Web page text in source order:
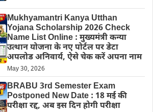
Mukhyamantri Kanya Utthan
Yojana Scholarship 2026 Check
Name List Online : मुख्यमंत्री कन्या
उत्थान योजना के नए पोर्टल पर डेटा
अपलोड अनिवार्य, ऐसे चेक करें अपना नाम
May 30, 2026
BRABU 3rd Semester Exam
Postponed New Date : 18 मई की
परीक्षा रद्द, अब इस दिन होगी परीक्षा